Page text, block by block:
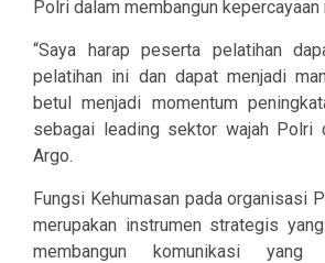
Polri dalam membangun kepercayaan
“Saya harap peserta pelatihan
pelatihan ini dan dapat menjadi
betul menjadi momentum
sebagai leading sektor wajah Polri
Argo.
Fungsi Kehumasan pada organisasi
merupakan instrumen strategis
membangun komunikasi yang